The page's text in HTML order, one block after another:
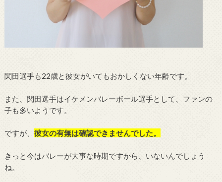
関田選手も22歳と彼女がいてもおかしくない年齢です。
また、関田選手はイケメンバレーボール選手として、ファンの
子も多いようです。
ですが、 彼女の有無は確認できませんでした。
きっと今はバレーが大事な時期ですから、いないんでしょう
ね。